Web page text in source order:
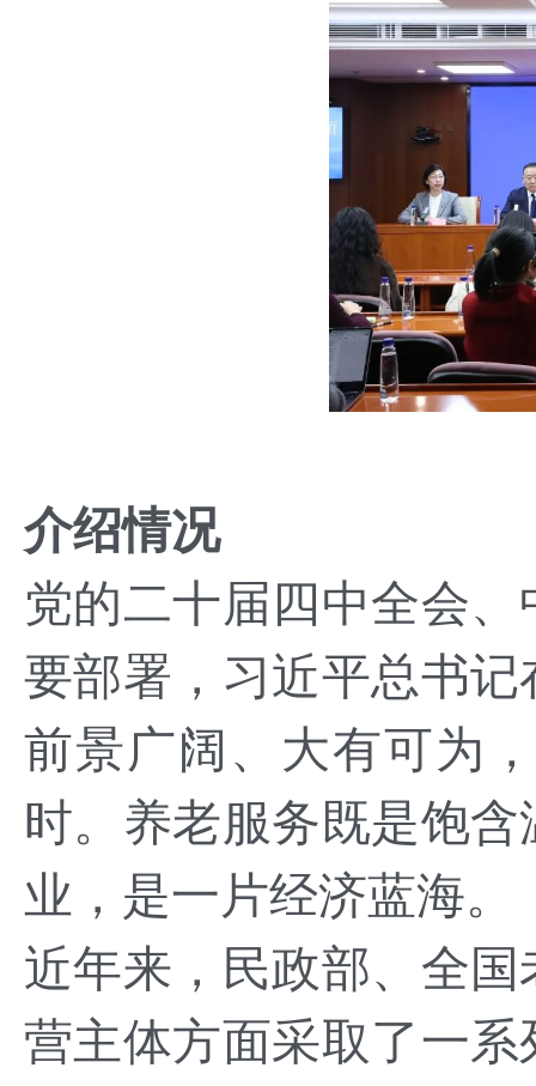
介绍情况
党的二十届四中全会
要部署，习近平总书
前景广阔、大有可为
时。养老服务既是饱
业，是一片经济蓝海。
近年来，民政部、全
营主体方面采取了一